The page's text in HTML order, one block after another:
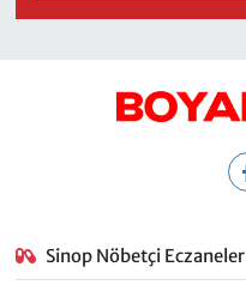
Sinop Nöbetçi Eczaneler